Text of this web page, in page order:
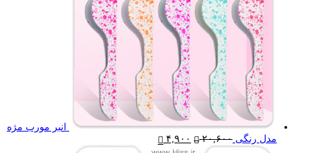
انبر مورب مژه
مدل رنگی ۲۰,۶۰۰
Original
price
۴,۹۰۰
price